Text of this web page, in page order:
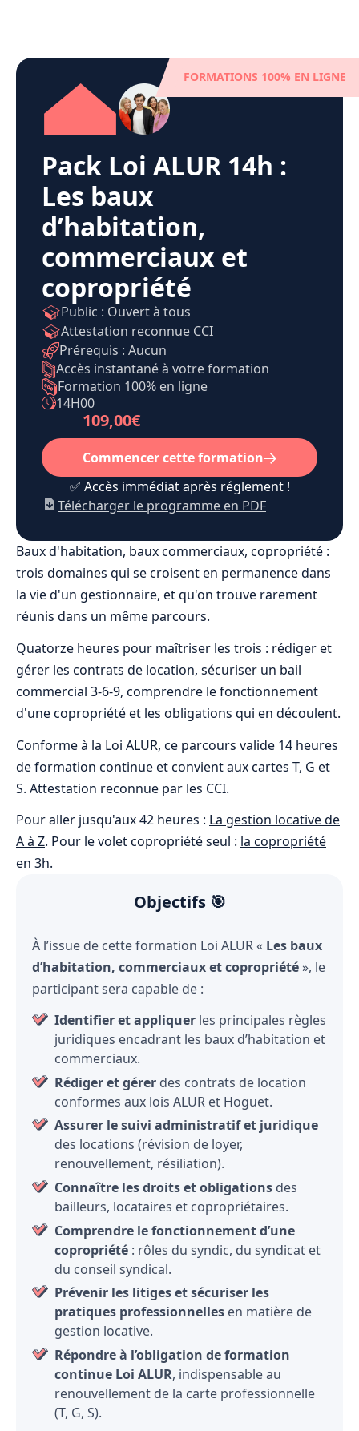
Baux d'habitation, baux commerciaux, copropriété :
trois domaines qui se croisent en permanence dans
la vie d'un gestionnaire, et qu'on trouve rarement
réunis dans un même parcours.
Quatorze heures pour maîtriser les trois : rédiger et
gérer les contrats de location, sécuriser un bail
commercial 3-6-9, comprendre le fonctionnement
d'une copropriété et les obligations qui en découlent.
Conforme à la Loi ALUR, ce parcours valide 14 heures
de formation continue et convient aux cartes T, G et
S. Attestation reconnue par les CCI.
Pour aller jusqu'aux 42 heures : La gestion locative de
A à Z. Pour le volet copropriété seul : la copropriété
en 3h.
Objectifs 🎯
À l’issue de cette formation Loi ALUR « Les baux
d’habitation, commerciaux et copropriété », le
participant sera capable de :
Identifier et appliquer les principales règles
juridiques encadrant les baux d’habitation et
commerciaux.
Rédiger et gérer des contrats de location
conformes aux lois ALUR et Hoguet.
Assurer le suivi administratif et juridique
des locations (révision de loyer,
renouvellement, résiliation).
Connaître les droits et obligations des
bailleurs, locataires et copropriétaires.
Comprendre le fonctionnement d’une
copropriété : rôles du syndic, du syndicat et
du conseil syndical.
Prévenir les litiges et sécuriser les
pratiques professionnelles en matière de
gestion locative.
Répondre à l’obligation de formation
continue Loi ALUR, indispensable au
renouvellement de la carte professionnelle
(T, G, S).
FORMATIONS 100% EN LIGNE
Pack Loi ALUR 14h :
Les baux
d’habitation,
commerciaux et
copropriété
Public : Ouvert à tous
Attestation reconnue CCI
Prérequis : Aucun
Accès instantané à votre formation
Formation 100% en ligne
14H00
109,00€
Commencer cette formation
✅ Accès immédiat après réglement !
Télécharger le programme en PDF